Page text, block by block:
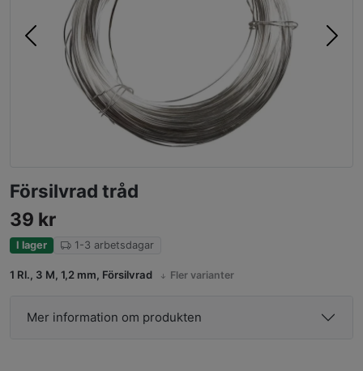
Föregående Nästa
Försilvrad tråd
39 kr
I lager 1-3 arbetsdagar
1 Rl., 3 M, 1,2 mm, Försilvrad Fler varianter
Mer information om produkten